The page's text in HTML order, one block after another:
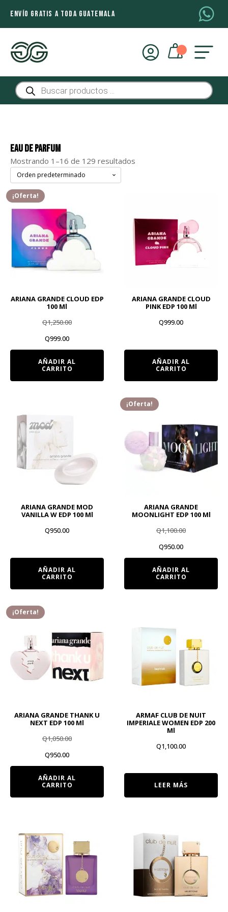
ENVÍO GRATIS A TODA GUATEMALA
Búsqueda
de
productos
Eau De Parfum
Mostrando 1–16 de 129 resultados
¡Oferta!
ARIANA GRANDE CLOUD EDP
100 Ml
Q1,250.00
El
original
Q999.00El
actual
AÑADIR AL
CARRITO
ARIANA GRANDE CLOUD
PINK EDP 100 Ml
Q999.00
AÑADIR AL
CARRITO
ARIANA GRANDE MOD
VANILLA W EDP 100 Ml
Q950.00
AÑADIR AL
CARRITO
¡Oferta!
ARIANA GRANDE
MOONLIGHT EDP 100 Ml
Q1,100.00
El
original
Q950.00El
actual
AÑADIR AL
CARRITO
¡Oferta!
ARIANA GRANDE THANK U
NEXT EDP 100 Ml
Q1,050.00
El
original
Q950.00El
actual
AÑADIR AL
CARRITO
ARMAF CLUB DE NUIT
IMPERIALE WOMEN EDP 200
Ml
Q1,100.00
LEER MÁS